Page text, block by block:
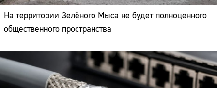
На территории Зелёного Мыса не будет полноценного
общественного пространства